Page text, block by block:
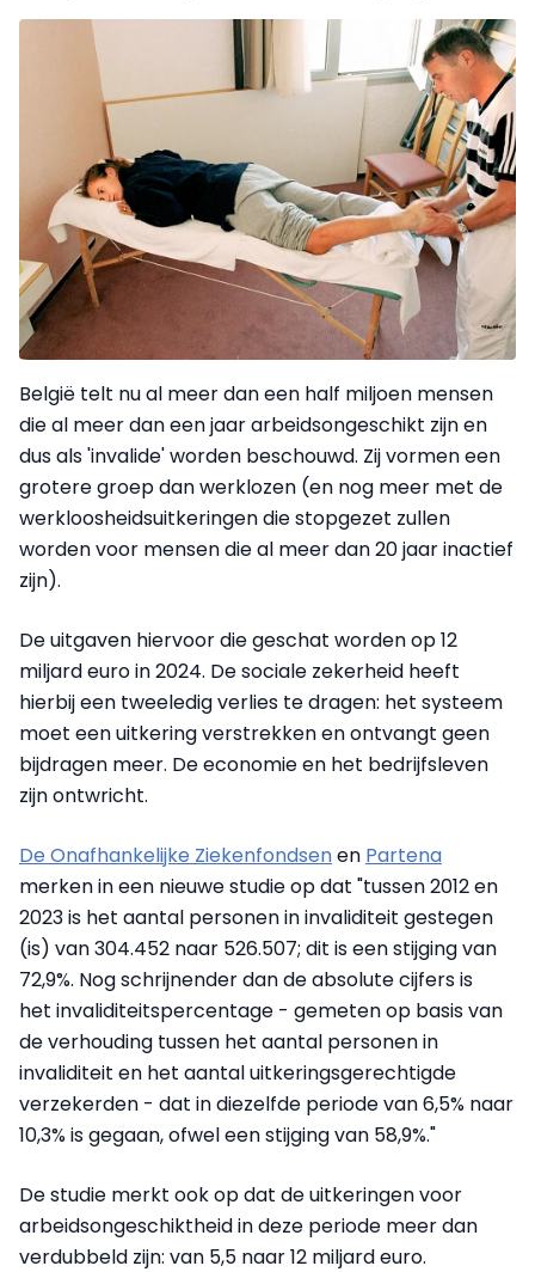
België telt nu al meer dan een half miljoen mensen
die al meer dan een jaar arbeidsongeschikt zijn en
dus als 'invalide' worden beschouwd. Zij vormen een
grotere groep dan werklozen (en nog meer met de
werkloosheidsuitkeringen die stopgezet zullen
worden voor mensen die al meer dan 20 jaar inactief
zijn).
De uitgaven hiervoor die geschat worden op 12
miljard euro in 2024. De sociale zekerheid heeft
hierbij een tweeledig verlies te dragen: het systeem
moet een uitkering verstrekken en ontvangt geen
bijdragen meer. De economie en het bedrijfsleven
zijn ontwricht.
De Onafhankelijke Ziekenfondsenen Partena
merken in een nieuwe studie op dat "tussen 2012 en
2023 is het aantal personen in invaliditeit gestegen
(is) van 304.452 naar 526.507; dit is een stijging van
72,9%. Nog schrijnender dan de absolute cijfers is
het invaliditeitspercentage - gemeten op basis van
de verhouding tussen het aantal personen in
invaliditeit en het aantal uitkeringsgerechtigde
verzekerden - dat in diezelfde periode van 6,5% naar
10,3% is gegaan, ofwel een stijging van 58,9%."
De studie merkt ook op dat de uitkeringen voor
arbeidsongeschiktheid in deze periode meer dan
verdubbeld zijn: van 5,5 naar 12 miljard euro.